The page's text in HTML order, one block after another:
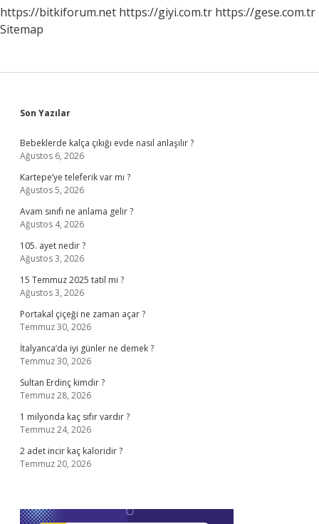
https://bitkiforum.net https://giyi.com.tr https://gese.com.tr
Sitemap
Sidebar
Son Yazılar
Bebeklerde kalça çıkığı evde nasıl anlaşılır ?
Ağustos 6, 2026
Kartepe’ye teleferik var mı ?
Ağustos 5, 2026
Avam sınıfı ne anlama gelir ?
Ağustos 4, 2026
105. ayet nedir ?
Ağustos 3, 2026
15 Temmuz 2025 tatil mi ?
Ağustos 3, 2026
Portakal çiçeği ne zaman açar ?
Temmuz 30, 2026
İtalyanca’da iyi günler ne demek ?
Temmuz 30, 2026
Sultan Erdinç kimdir ?
Temmuz 28, 2026
1 milyonda kaç sıfır vardır ?
Temmuz 24, 2026
2 adet incir kaç kaloridir ?
Temmuz 20, 2026